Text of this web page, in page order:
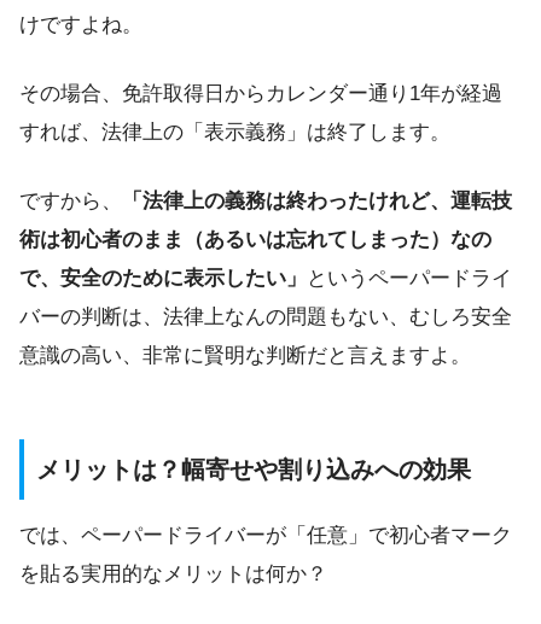
けですよね。
その場合、免許取得日からカレンダー通り1年が経過
すれば、法律上の「表示義務」は終了します。
ですから、
「法律上の義務は終わったけれど、運転技
術は初心者のまま（あるいは忘れてしまった）なの
で、安全のために表示したい」
というペーパードライ
バーの判断は、法律上なんの問題もない、むしろ安全
意識の高い、非常に賢明な判断だと言えますよ。
メリットは？幅寄せや割り込みへの効果
では、ペーパードライバーが「任意」で初心者マーク
を貼る実用的なメリットは何か？